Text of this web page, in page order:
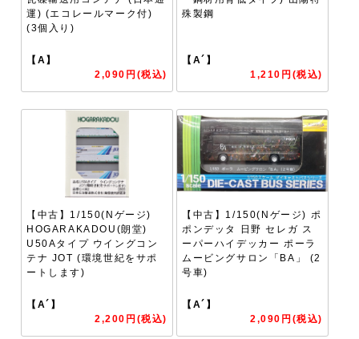
運) (エコレールマーク付)
(3個入り)
【A】
2,090円(税込)
殊製鋼
【A´】
1,210円(税込)
【中古】1/150(Nゲージ)
HOGARAKADOU(朗堂)
U50Aタイプ ウイングコン
テナ JOT (環境世紀をサポ
ートします)
【A´】
2,200円(税込)
【中古】1/150(Nゲージ) ポ
ポンデッタ 日野 セレガ ス
ーパーハイデッカー ポーラ
ムービングサロン「BA」 (2
号車)
【A´】
2,090円(税込)